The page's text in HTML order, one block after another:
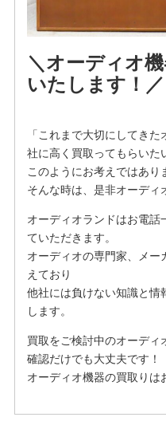
＼オーディオ機
いたします！／
「これまで大切にしてき
社に高く買取ってもらいた
このようにお考えではあり
そんな時は、是非オーディ
オーディオランドはお電話
ていただきます。
オーディオの専門家、メー
えており
他社には負けない知識と情
します。
買取をご検討中のオーディ
確認だけでも大丈夫です！
オーディオ機器の買取りは